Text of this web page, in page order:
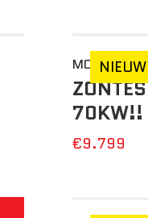
NIEUW
MOTO
70KW!!
€9.799